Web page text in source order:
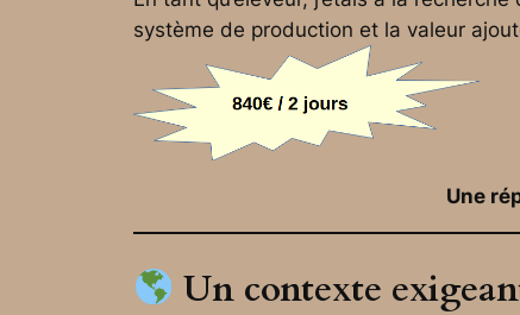
système de production et la valeur
Une
Un contexte